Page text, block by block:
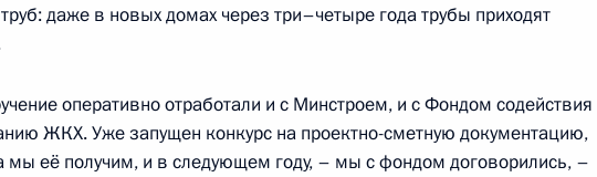
института развития «ДОМ.РФ» Виталием
года, 20:20 Москва, Кремль
даже в новых домах через три–четыре года трубы приходят
оперативно отработали и с Минстроем, и с Фондом содействия
ЖКХ. Уже запущен конкурс на проектно-сметную документацию,
мы её получим, и в следующем году, – мы с фондом договорились, –